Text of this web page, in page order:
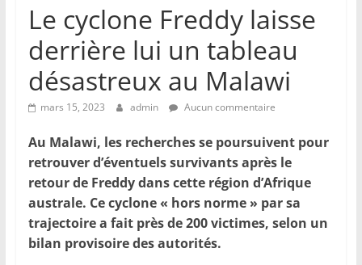
Le cyclone Freddy laisse
derrière lui un tableau
désastreux au Malawi
mars 15, 2023 admin Aucun commentaire
Au Malawi, les recherches se poursuivent pour
retrouver d’éventuels survivants après le
retour de Freddy dans cette région d’Afrique
australe. Ce cyclone « hors norme » par sa
trajectoire a fait près de 200 victimes, selon un
bilan provisoire des autorités.